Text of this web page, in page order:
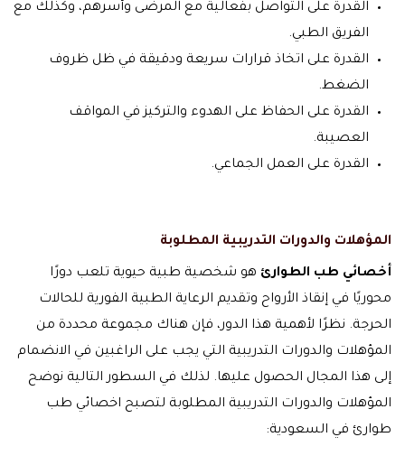
القدرة على التواصل بفعالية مع المرضى وأسرهم، وكذلك مع
الفريق الطبي.
القدرة على اتخاذ قرارات سريعة ودقيقة في ظل ظروف
الضغط.
القدرة على الحفاظ على الهدوء والتركيز في المواقف
العصيبة.
القدرة على العمل الجماعي.
المؤهلات والدورات التدريبية المطلوبة
أخصائي طب الطوارئ هو شخصية طبية حيوية تلعب دورًا
محوريًا في إنقاذ الأرواح وتقديم الرعاية الطبية الفورية للحالات
الحرجة. نظرًا لأهمية هذا الدور، فإن هناك مجموعة محددة من
المؤهلات والدورات التدريبية التي يجب على الراغبين في الانضمام
إلى هذا المجال الحصول عليها. لذلك في السطور التالية نوضح
المؤهلات والدورات التدريبية المطلوبة لتصبح اخصائي طب
طوارئ في السعودية: